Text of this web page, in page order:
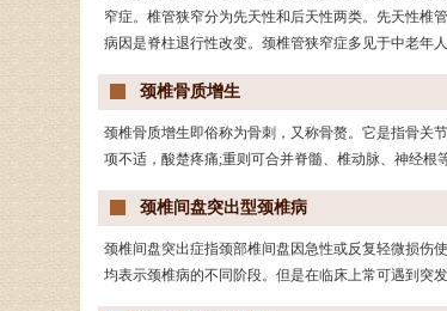
窄症。椎管狭窄分为先天性和后天性两类。先天性椎
病因是脊柱退行性改变。颈椎管狭窄症多见于中老年
颈椎骨质增生
颈椎骨质增生即俗称为骨刺，又称骨赘。它是指骨关
项不适，酸楚疼痛;重则可合并脊髓、椎动脉、神经根
颈椎间盘突出型颈椎病
颈椎间盘突出症指颈部椎间盘因急性或反复轻微损伤
均表示颈椎病的不同阶段。但是在临床上常可遇到突